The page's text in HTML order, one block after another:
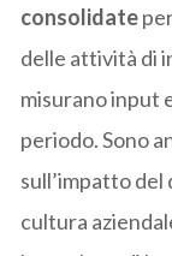
consolidate
delle attività di
misurano input
periodo. Sono
sull’impatto
cultura